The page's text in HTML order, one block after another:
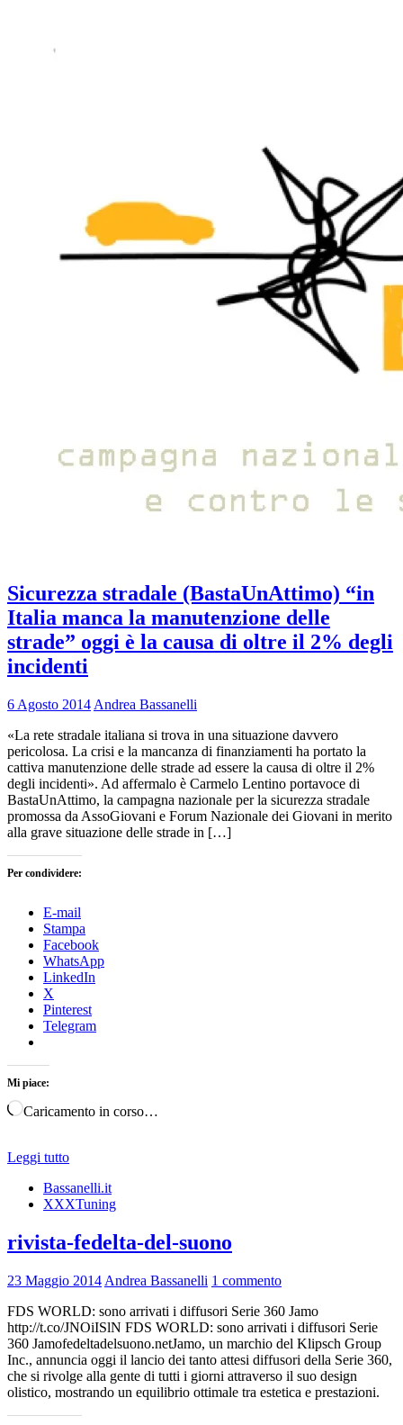
Sicurezza stradale (BastaUnAttimo) “in
Italia manca la manutenzione delle
strade” oggi è la causa di oltre il 2% degli
incidenti
6 Agosto 2014 Andrea Bassanelli
«La rete stradale italiana si trova in una situazione davvero
pericolosa. La crisi e la mancanza di finanziamenti ha portato la
cattiva manutenzione delle strade ad essere la causa di oltre il 2%
degli incidenti». Ad affermalo è Carmelo Lentino portavoce di
BastaUnAttimo, la campagna nazionale per la sicurezza stradale
promossa da AssoGiovani e Forum Nazionale dei Giovani in merito
alla grave situazione delle strade in […]
Per condividere:
E-mail
Stampa
Facebook
WhatsApp
LinkedIn
X
Pinterest
Telegram
Mi piace:
Caricamento in corso…
Leggi tutto
Bassanelli.it
XXXTuning
rivista-fedelta-del-suono
23 Maggio 2014 Andrea Bassanelli 1 commento
FDS WORLD: sono arrivati i diffusori Serie 360 Jamo
http://t.co/JNOiISlN FDS WORLD: sono arrivati i diffusori Serie
360 Jamofedeltadelsuono.netJamo, un marchio del Klipsch Group
Inc., annuncia oggi il lancio dei tanto attesi diffusori della Serie 360,
che si rivolge alla gente di tutti i giorni attraverso il suo design
olistico, mostrando un equilibrio ottimale tra estetica e prestazioni.